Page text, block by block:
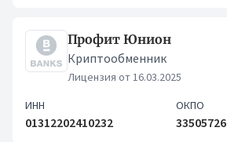
Профит Юнион
Криптообменник
Лицензия от 16.03.2025
ИНН
01312202410232
ОКПО
33505726